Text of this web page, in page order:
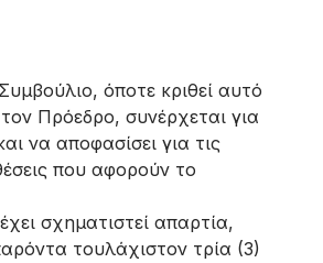
όποτε κριθεί αυτό
Πρόεδρο, συνέρχεται για
να αποφασίσει για τις
που αφορούν το
σχηματιστεί απαρτία,
τουλάχιστον τρία (3)